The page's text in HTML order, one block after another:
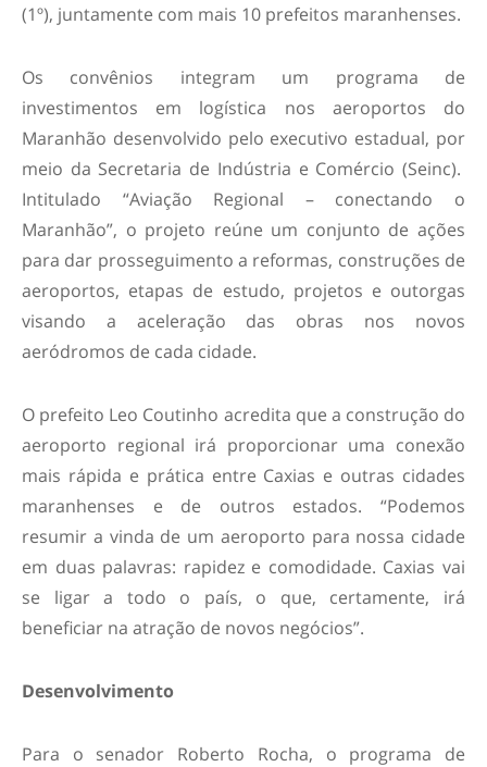
(1º), juntamente com mais 10 prefeitos maranhenses.
Os convênios integram um programa de
investimentos em logística nos aeroportos do
Maranhão desenvolvido pelo executivo estadual, por
meio da Secretaria de Indústria e Comércio (Seinc).
Intitulado “Aviação Regional – conectando o
Maranhão”, o projeto reúne um conjunto de ações
para dar prosseguimento a reformas, construções de
aeroportos, etapas de estudo, projetos e outorgas
visando a aceleração das obras nos novos
aeródromos de cada cidade.
O prefeito Leo Coutinho acredita que a construção do
aeroporto regional irá proporcionar uma conexão
mais rápida e prática entre Caxias e outras cidades
maranhenses e de outros estados. “Podemos
resumir a vinda de um aeroporto para nossa cidade
em duas palavras: rapidez e comodidade. Caxias vai
se ligar a todo o país, o que, certamente, irá
beneficiar na atração de novos negócios”.
Desenvolvimento
Para o senador Roberto Rocha, o programa de